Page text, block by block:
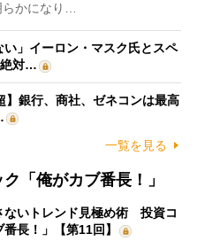
らかになり…
い」イーロン・マスク氏とスペ
絶対…
】銀行、商社、ゼネコンは最高
一覧を見る
「俺がカブ番長！」
ないトレンド見極め術 投資コ
長！」【第11回】